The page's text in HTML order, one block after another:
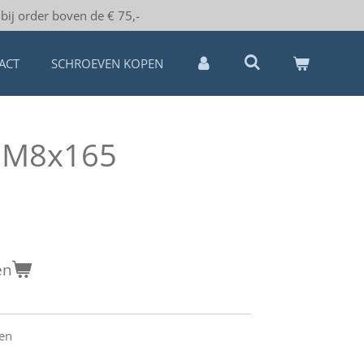
order boven de € 75,-
SCHROEVEN KOPEN